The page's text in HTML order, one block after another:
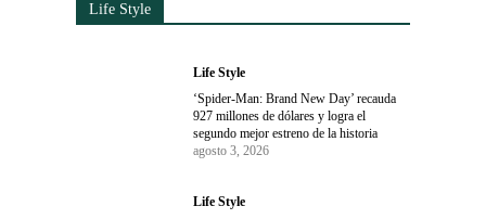
Life Style
Life Style
‘Spider-Man: Brand New Day’ recauda
927 millones de dólares y logra el
segundo mejor estreno de la historia
agosto 3, 2026
Life Style